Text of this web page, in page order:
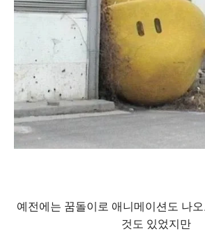
예전에는 꿈돌이로 애니메이션도 나
것도 있었지만